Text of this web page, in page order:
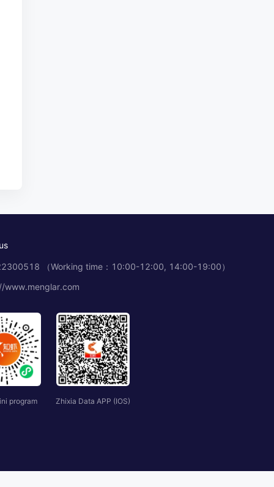
（Working time：10:00-12:00, 14:00-19:00）
www.menglar.com
program Zhixia Data APP (IOS)